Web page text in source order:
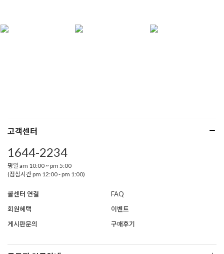
고객센터
1644-2234
평일 am 10:00 ~ pm 5:00
(점심시간 pm 12:00 - pm 1:00)
콜센터 연결
FAQ
회원혜택
이벤트
게시판문의
구매후기